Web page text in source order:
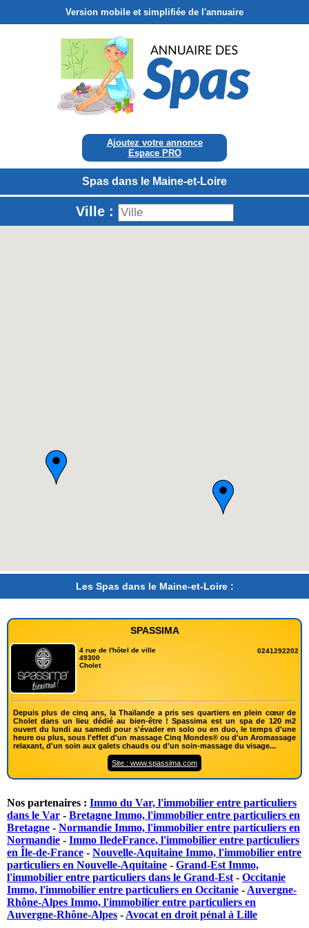
Version mobile et simplifiée de l'annuaire
Ajoutez votre annonce
Espace PRO
Spas dans le Maine-et-Loire
Ville :
Les Spas dans le Maine-et-Loire :
SPASSIMA
4 rue de l'hôtel de ville
49300
Cholet
0241292202
Depuis plus de cinq ans, la Thaïlande a pris ses quartiers en plein cœur de
Cholet dans un lieu dédié au bien-être ! Spassima est un spa de 120 m2
ouvert du lundi au samedi pour s'évader en solo ou en duo, le temps d'une
heure ou plus, sous l'effet d'un massage Cinq Mondes® ou d'un Aromassage
relaxant, d'un soin aux galets chauds ou d'un soin-massage du visage...
Site : www.spassima.com
Nos partenaires : Immo du Var, l'immobilier entre particuliers
dans le Var - Bretagne Immo, l'immobilier entre particuliers en
Bretagne - Normandie Immo, l'immobilier entre particuliers en
Normandie - Immo IledeFrance, l'immobilier entre particuliers
en Île-de-France - Nouvelle-Aquitaine Immo, l'immobilier entre
particuliers en Nouvelle-Aquitaine - Grand-Est Immo,
l'immobilier entre particuliers dans le Grand-Est - Occitanie
Immo, l'immobilier entre particuliers en Occitanie - Auvergne-
Rhône-Alpes Immo, l'immobilier entre particuliers en
Auvergne-Rhône-Alpes - Avocat en droit pénal à Lille